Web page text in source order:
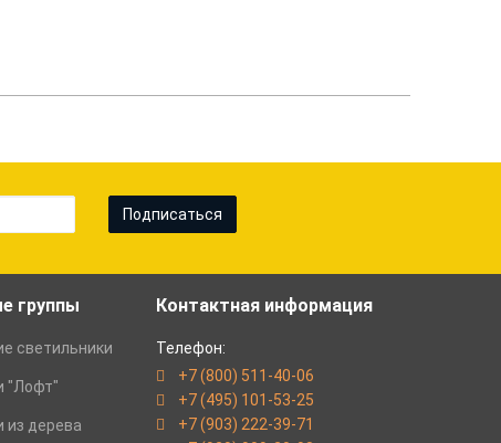
Подписаться
группы
светильники
"Лофт"
из дерева
Контактная информация
Телефон:
+7 (800) 511-40-06
+7 (495) 101-53-25
+7 (903) 222-39-71